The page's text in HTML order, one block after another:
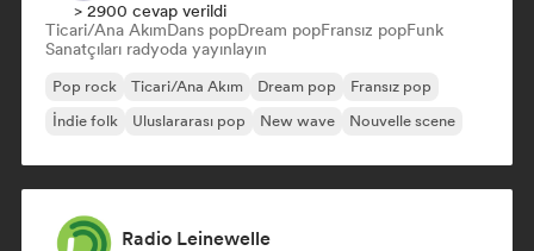
> 2900 cevap verildi
Ticari/Ana AkımDans popDream popFransız popFunk
Sanatçıları radyoda yayınlayın
Pop rock Ticari/Ana Akım Dream pop
Fransız pop
İndie folk
Uluslararası pop New wave Nouvelle scene
Radio Leinewelle